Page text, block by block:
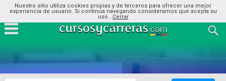
Nuestro sitio utiliza cookies propias y de terceros para ofrecer una mejor
experiencia de usuario. Si continúa navegando consideramos que acepta su
uso.. Cerrar